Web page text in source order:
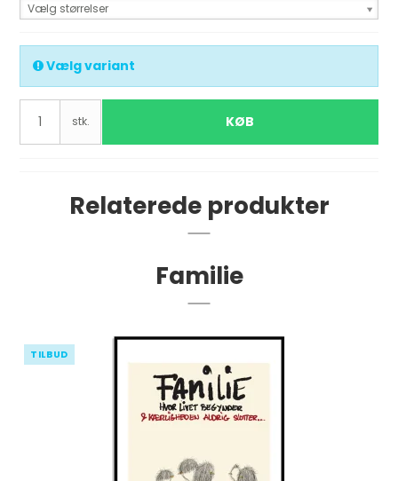
Vælg størrelser
Vælg variant
stk. KØB
Relaterede produkter
Familie
TILBUD